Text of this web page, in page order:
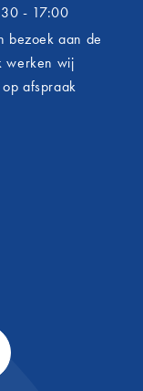
- 17:00
bezoek aan de
werken wij
op afspraak